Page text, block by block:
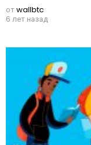
отwallbtc
6 лет назад